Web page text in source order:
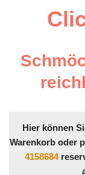
Hier können
Warenkorb oder
4158684